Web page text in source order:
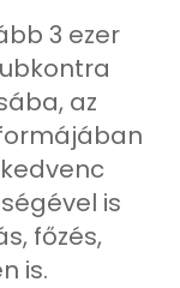
3 ezer
az
is
főzés,
is.